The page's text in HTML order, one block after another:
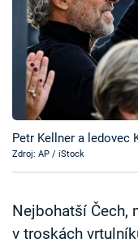
TV Program
Časopis
Sledujte prima+
Přihlášení
Petr Kellner a ledovec
Zdroj: AP / iStock
Nejbohatší Čech,
v troskách